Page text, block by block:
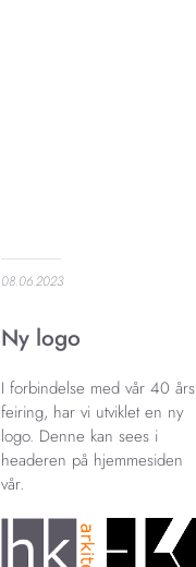
08.06.2023
Ny logo
I forbindelse med vår 40 års
feiring, har vi utviklet en ny
logo. Denne kan sees i
headeren på hjemmesiden
vår.